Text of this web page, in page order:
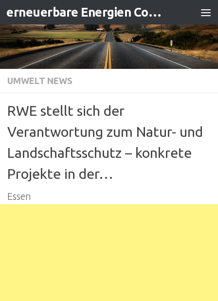
Zum Inhalt springen erneuerbare Energien Contracting
UMWELT NEWS
RWE stellt sich der
Verantwortung zum Natur- und
Landschaftsschutz – konkrete
Projekte in der…
Essen